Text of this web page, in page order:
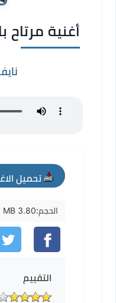
أغنية مرتاح
تحميل
mp3
الحجم:3.80 MB
التقييم